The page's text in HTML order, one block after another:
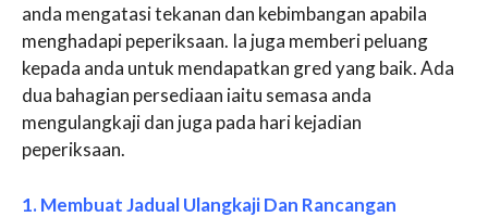
anda mengatasi tekanan dan kebimbangan apabila
menghadapi peperiksaan. Ia juga memberi peluang
kepada anda untuk mendapatkan gred yang baik. Ada
dua bahagian persediaan iaitu semasa anda
mengulangkaji dan juga pada hari kejadian
peperiksaan.
1. Membuat Jadual Ulangkaji Dan Rancangan